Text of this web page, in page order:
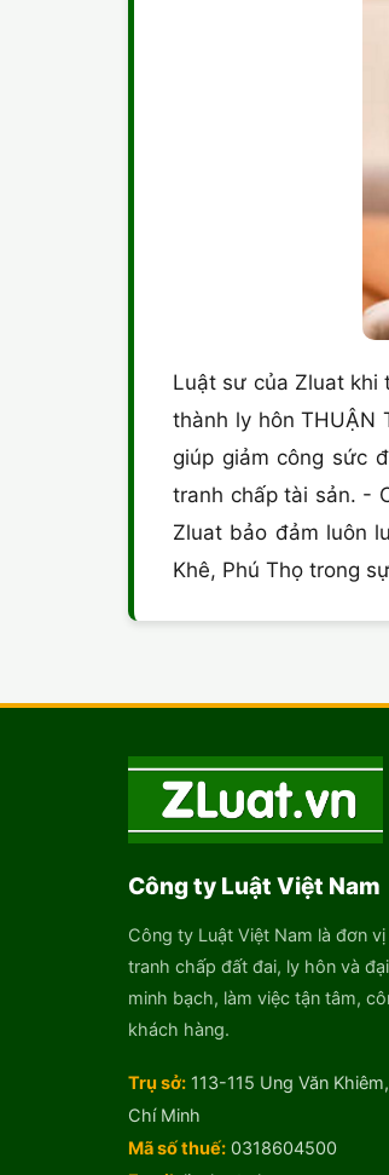
Luật sư của Zluat khi
thành ly hôn THUẬN
giúp giảm công sức
tranh chấp tài sản. -
Zluat bảo đảm luôn
Khê, Phú Thọ trong
Công ty Luật Việt Nam
Công ty Luật Việt Nam là đơn
tranh chấp đất đai, ly hôn và
minh bạch, làm việc tận tâm,
khách hàng.
Trụ sở: 113-115 Ung Văn
Chí Minh
Mã số thuế: 0318604500